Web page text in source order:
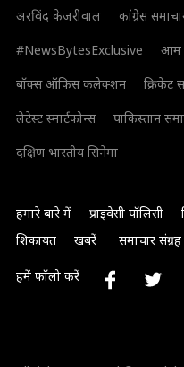
अरविंद केजरीवाल कांग्रेस
#NewsBytesExclusive
आम
बॉक्स ऑफिस कलेक्शन
क्रिकेट
लेटेस्ट स्मार्टफोन्स
पाकिस्तान
दक्षिण भारतीय सिनेमा
हमारे बारे में प्राइवेसी पॉलिसी
शिकायत
खबरें समाचार संग्रह
हमें फॉलो करें